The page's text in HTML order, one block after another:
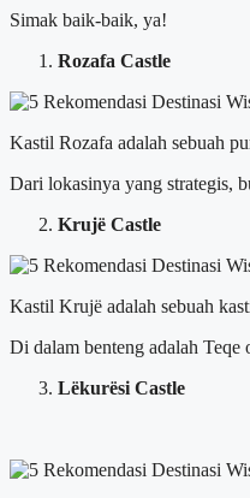
Simak baik-baik, ya!
Rozafa Castle
Kastil Rozafa adalah sebuah
Dari lokasinya yang strategis,
Krujë Castle
Kastil Krujë adalah sebuah
Di dalam benteng adalah
Lëkurësi Castle